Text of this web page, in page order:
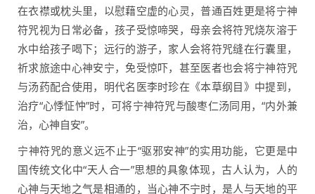
在衣襟或枕头里，以慰藉空虚的心灵，普通百姓更是将宁神
符咒视为日常必备，孩子受惊啼哭，母亲会将符咒烧灰溶于
水中给孩子喝下；远行的游子，家人会将符咒缝在行囊里，
祈求旅途中心神安宁，免受惊吓，甚至医者也会将宁神符咒
与汤药配合使用，明代名医李时珍在《本草纲目》中提到，
治疗“心悸怔忡”时，可将宁神符咒与酸枣仁汤同用，“内外兼
治，心神自安”。
宁神符咒的意义远不止于“驱邪安神”的实用功能，它更是中
国传统文化中“天人合一”思想的具象体现，古人认为，人的
心神与天地之气是相通的，当心神不宁时，是人与天地的平